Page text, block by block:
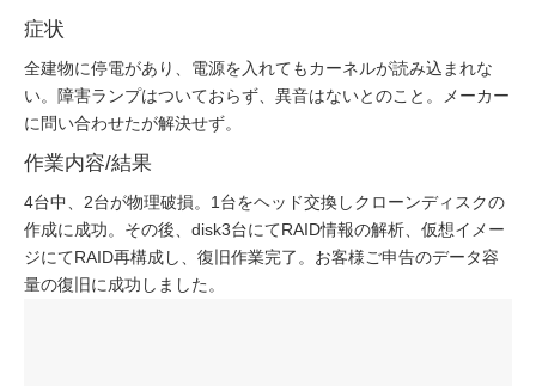
症状
全建物に停電があり、電源を入れてもカーネルが読み込まれな
い。障害ランプはついておらず、異音はないとのこと。メーカー
に問い合わせたが解決せず。
作業内容/結果
4台中、2台が物理破損。1台をヘッド交換しクローンディスクの
作成に成功。その後、disk3台にてRAID情報の解析、仮想イメー
ジにてRAID再構成し、復旧作業完了。お客様ご申告のデータ容
量の復旧に成功しました。